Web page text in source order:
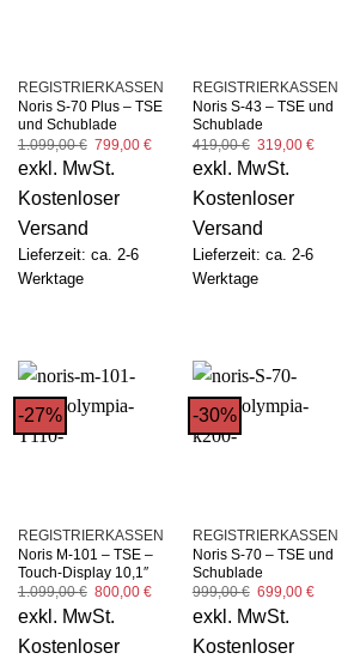
REGISTRIERKASSEN
Noris S-70 Plus – TSE
und Schublade
1.099,00€ Ursprünglicher
Preis
war:
799,00€Aktueller
exkl. MwSt.
Kostenloser
Versand
Lieferzeit: ca. 2-6
Werktage
REGISTRIERKASSEN
Noris S-43 – TSE und
Schublade
419,00€ Ursprünglicher
Preis
war:
319,00€
exkl. MwSt.
Kostenloser
Versand
Lieferzeit: ca. 2-6
Werktage
-27%
REGISTRIERKASSEN
Noris M-101 – TSE –
Touch-Display 10,1″
1.099,00€ Ursprünglicher
Preis
war:
800,00€Aktueller
exkl. MwSt.
Kostenloser
-30%
REGISTRIERKASSEN
Noris S-70 – TSE und
Schublade
999,00€ Ursprünglicher
Preis
war:
699,00€
exkl. MwSt.
Kostenloser